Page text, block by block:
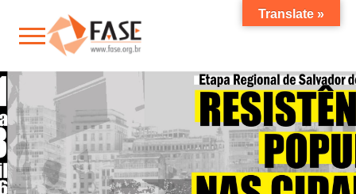
Translate »